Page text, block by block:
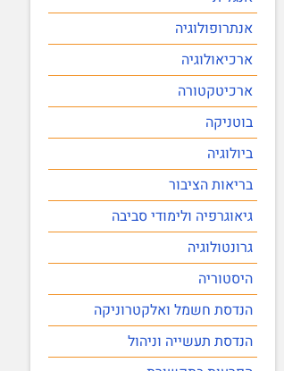
אנתרופולוגיה
ארכיאולוגיה
ארכיטקטורה
בוטניקה
ביולוגיה
בריאות הציבור
גיאוגרפיה ולימודי סביבה
גרונטולוגיה
היסטוריה
הנדסת חשמל ואלקטרוניקה
הנדסת תעשייה וניהול